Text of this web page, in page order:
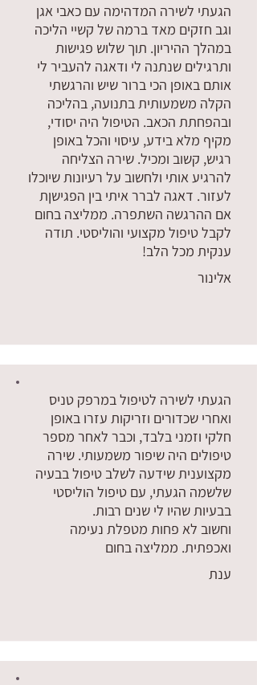
הגעתי לשירה המדהימה עם כאבי אגן
וגב חזקים מאד ברמה של קשיי הליכה
במהלך ההיריון. תוך שלוש פגישות
ותרגילים שנתנה לי ודאגה להעביר לי
אותם באופן הכי ברור שיש והרגשתי
הקלה משמעותית בתנועה, בהליכה
ובהפחתת הכאב. הטיפול היה יסודי,
מקיף מלא בידע, עיסוי והכל באופן
רגיש, קשוב ומכיל. שירה הצליחה
להרגיע אותי ולחשוב על רעיונות שיוכלו
לעזור. דאגה לברר איתי בין הפגישןת
אם ההרגשה השתפרה. ממליצה בחום
לקבל טיפול מקצועי והוליסטי. תודה
ענקית מכל הלב!
אלינור
הגעתי לשירה לטיפול במרפק טניס
ואחרי שכדורים וזריקות עזרו באופן
חלקי וזמני בלבד, וכבר לאחר מספר
טיפולים היה שיפור משמעותי. שירה
מקצוענית שידעה לשלב טיפול בבעיה
שלשמה הגעתי, עם טיפול הוליסטי
בבעיות שהיו לי שנים רבות.
וחשוב לא פחות מטפלת נעימה
ואכפתית. ממליצה בחום
ענת